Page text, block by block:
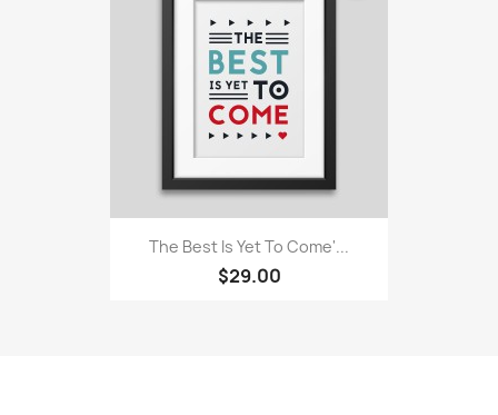
The Best Is Yet To Come'...
$29.00